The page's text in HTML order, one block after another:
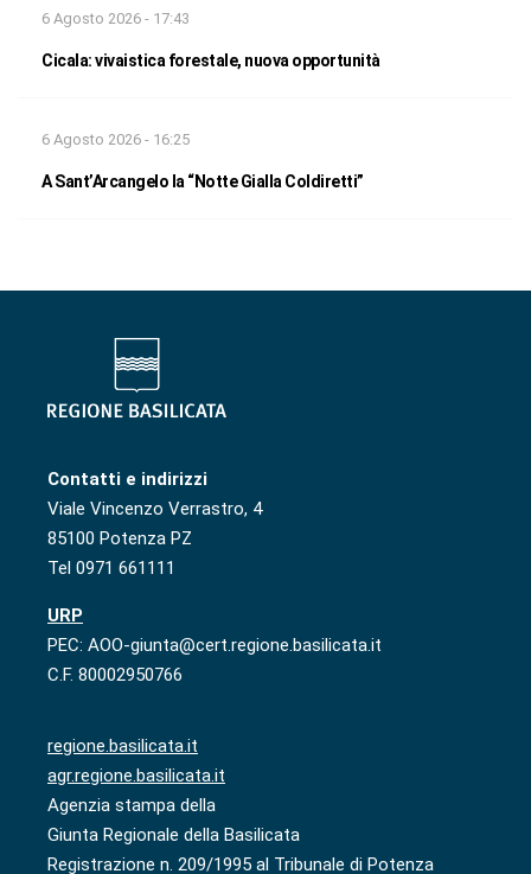
6 Agosto 2026 - 17:43
Cicala: vivaistica forestale, nuova opportunità
6 Agosto 2026 - 16:25
A Sant’Arcangelo la “Notte Gialla Coldiretti”
Contatti e indirizzi
Viale Vincenzo Verrastro, 4
85100 Potenza PZ
Tel 0971 661111
URP
PEC: AOO-giunta@cert.regione.basilicata.it
C.F. 80002950766
regione.basilicata.it
agr.regione.basilicata.it
Agenzia stampa della
Giunta Regionale della Basilicata
Registrazione n. 209/1995 al Tribunale di Potenza